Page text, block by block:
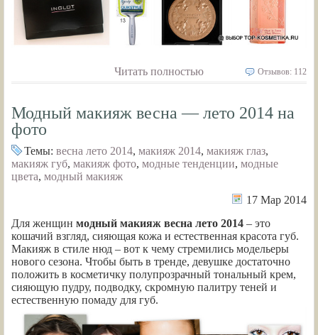
Читать полностью Отзывов: 112
Модный макияж весна — лето 2014 на
фото
Темы: весна лето 2014, макияж 2014, макияж глаз,
макияж губ, макияж фото, модные тенденции, модные
цвета, модный макияж
17 Мар 2014
Для женщин модный макияж весна лето 2014 – это
кошачий взгляд, сияющая кожа и естественная красота губ.
Макияж в стиле нюд – вот к чему стремились модельеры
нового сезона. Чтобы быть в тренде, девушке достаточно
положить в косметичку полупрозрачный тональный крем,
сияющую пудру, подводку, скромную палитру теней и
естественную помаду для губ.